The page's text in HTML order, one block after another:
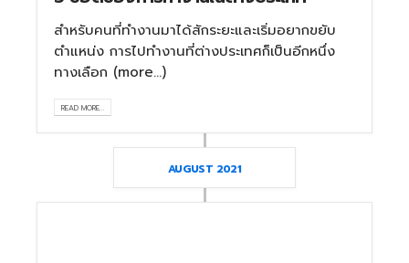
สำหรับคนที่ทำงานมาได้สักระยะและเริ่มอยากขยับ
ตำแหน่ง การไปทำงานที่ต่างประเทศก็เป็นอีกหนึ่ง
ทางเลือก (more…)
READ MORE...
AUGUST 2021